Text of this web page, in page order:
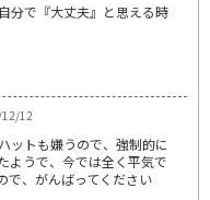
分で『大丈夫』と思える時
12/12
ットも嫌うので、強制的に
ようで、今では全く平気で
で、がんばってください